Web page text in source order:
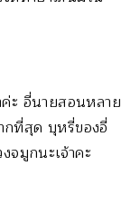
ะ อี่นายสอนหลาย
ที่สุด บุหรี่ของอี่
จมูกนะเจ้าคะ